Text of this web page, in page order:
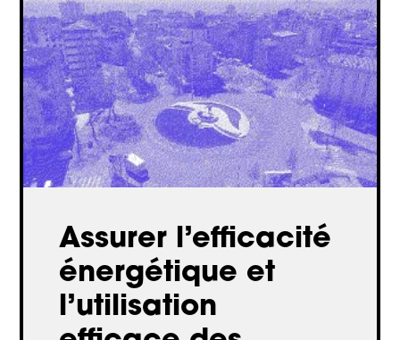
Assurer l’efficacité
énergétique et
l’utilisation